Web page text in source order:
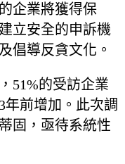
企業將獲得保
立安全的申訴機
倡導反貪文化。
51%的受訪企業
前增加。此次調
固，亟待系統性